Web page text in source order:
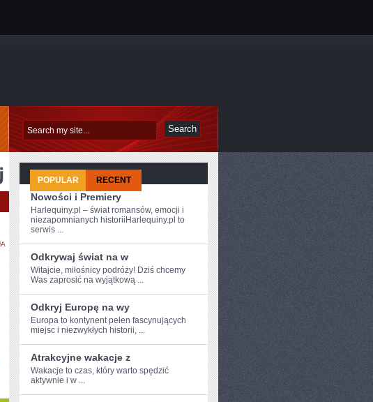
POPULAR RECENT
Nowości i Premiery
Harlequiny.pl – świat romansów, emocji i
niezapomnianych historiiHarlequiny.pl to
serwis ...
Odkrywaj świat na w
Witajcie, miłośnicy podróży! Dziś chcemy
Was zaprosić na⁤ wyjątkową ...
Odkryj Europę na wy
Europa‌ to kontynent pełen fascynujących
miejsc i niezwykłych​ historii, ...
Atrakcyjne wakacje z
Wakacje to czas,‌ który warto‍ spędzić
aktywnie⁣ i‌ w ...